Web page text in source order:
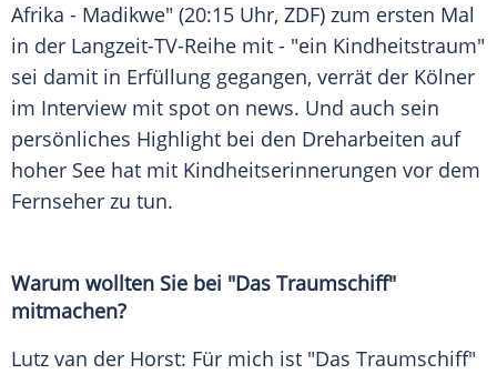
Afrika - Madikwe" (20:15 Uhr, ZDF) zum ersten Mal
in der Langzeit-TV-Reihe mit - "ein Kindheitstraum"
sei damit in Erfüllung gegangen, verrät der Kölner
im Interview mit spot on news. Und auch sein
persönliches Highlight bei den Dreharbeiten auf
hoher See hat mit Kindheitserinnerungen vor dem
Fernseher zu tun.
Warum wollten Sie bei "Das Traumschiff"
mitmachen?
Lutz van der Horst: Für mich ist "Das Traumschiff"